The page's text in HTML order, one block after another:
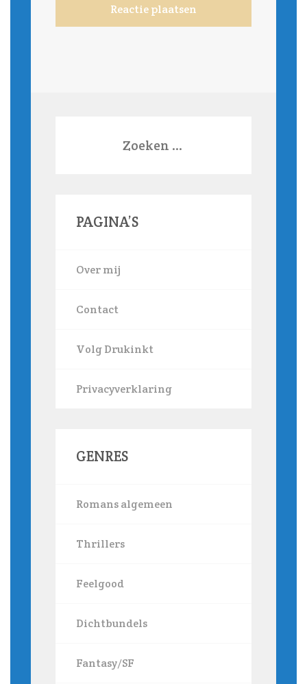
PAGINA’S
Over mij
Contact
Volg Drukinkt
Privacyverklaring
GENRES
Romans algemeen
Thrillers
Feelgood
Dichtbundels
Fantasy/SF